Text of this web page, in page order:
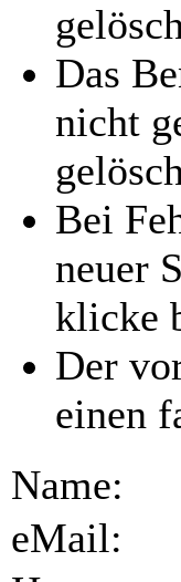
Das
nicht
Bei
neuer
klicke
Der
einen
Name:
eMail: